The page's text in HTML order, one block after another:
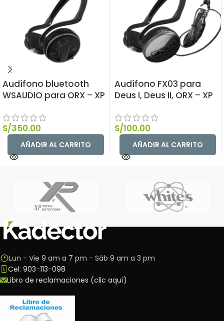
Audífono bluetooth
WSAUDIO para ORX – XP
S/350.00
AÑADIR AL CARRITO
Audífono FX03 para
Deus I, Deus II, ORX – XP
S/100.00
AÑADIR AL CARRITO
Lun - Vie 9 am a 7 pm - Sáb 9 am a 3 pm
Cel: 903-113-098
Libro de reclamaciones (clic aquí)